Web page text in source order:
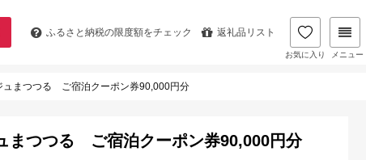
ふるさと納税の限度額をチェック 返礼品リスト
お気に入り メニュー
ュまつつる ご宿泊クーポン券90,000円分
まつつる ご宿泊クーポン券90,000円分